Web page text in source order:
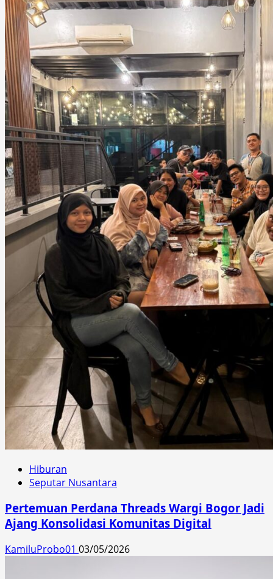
Hiburan
Seputar Nusantara
Pertemuan Perdana Threads Wargi Bogor Jadi
Ajang Konsolidasi Komunitas Digital
KamiluProbo01 03/05/2026